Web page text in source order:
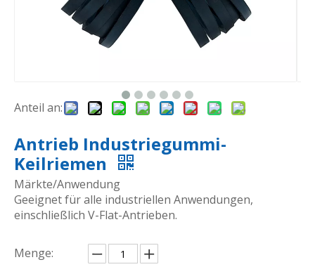
Anteil an:
Antrieb Industriegummi-
Keilriemen
Märkte/Anwendung
Geeignet für alle industriellen Anwendungen,
einschließlich V-Flat-Antrieben.
Menge: